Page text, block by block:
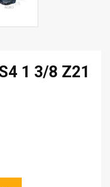
1 3/8 Z21